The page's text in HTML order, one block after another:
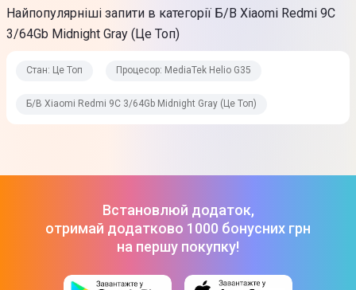
Nano-SIM
Тип слоту
SIM + SIM + MicroSD
Стандарти зв'язку
4G (LTE)
Найпопулярніші запити в категорії Б/В Xiaomi Redmi 9C
3/64Gb Midnight Gray (Це Топ)
Стан: Це Топ Процесор: MediaTek Helio G35
Б/В Xiaomi Redmi 9C 3/64Gb Midnight Gray (Це Топ)
Встановлюй додаток,
отримай додатково 1000 бонусних грн
на першу покупку!